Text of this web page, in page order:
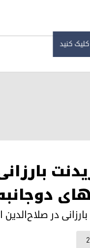
کنید
در صلاح‌الدین